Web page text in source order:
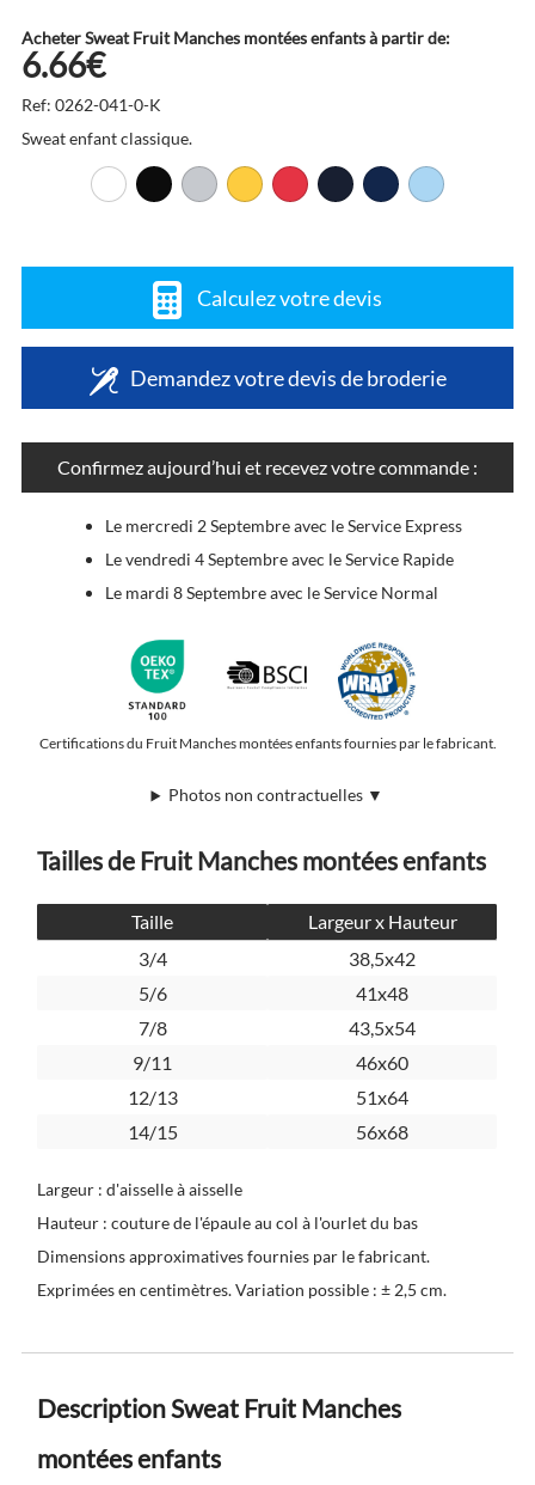
Acheter Sweat Fruit Manches montées enfants à partir de:
6.66€
Ref: 0262-041-0-K
Sweat enfant classique.
Calculez votre devis
Demandez votre devis de broderie
Confirmez aujourd’hui et recevez votre commande :
Le mercredi 2 Septembre avec le Service Express
Le vendredi 4 Septembre avec le Service Rapide
Le mardi 8 Septembre avec le Service Normal
Certifications du Fruit Manches montées enfants fournies par le fabricant.
Photos non contractuelles ▼
Tailles de Fruit Manches montées enfants
Taille
Largeur x Hauteur
3/4
38,5x42
5/6
41x48
7/8
43,5x54
9/11
46x60
12/13
51x64
14/15
56x68
Largeur : d'aisselle à aisselle
Hauteur : couture de l'épaule au col à l'ourlet du bas
Dimensions approximatives fournies par le fabricant.
Exprimées en centimètres. Variation possible : ± 2,5 cm.
Description Sweat Fruit Manches
montées enfants